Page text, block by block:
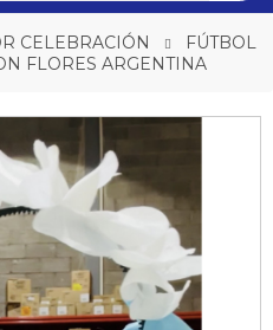
CELEBRACIÓN
FÚTBOL
FLORES ARGENTINA